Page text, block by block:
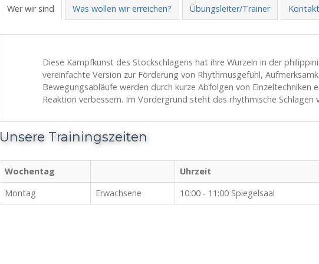
Wer wir sind Was wollen wir erreichen? Übungsleiter/Trainer Kontakt
Diese Kampfkunst des Stockschlagens hat ihre Wurzeln in der
vereinfachte Version zur Förderung von Rhythmusgefühl,
Bewegungsabläufe werden durch kurze Abfolgen von Einzeltechniken
Reaktion verbessern. Im Vordergrund steht das rhythmische
Unsere Trainingszeiten
Wochentag Uhrzeit
Montag
Erwachsene 10:00 - 11:00 Spiegelsaal